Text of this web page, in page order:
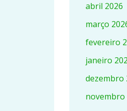
abril 2026
março
fevereiro
janeiro
dezembro
novembro